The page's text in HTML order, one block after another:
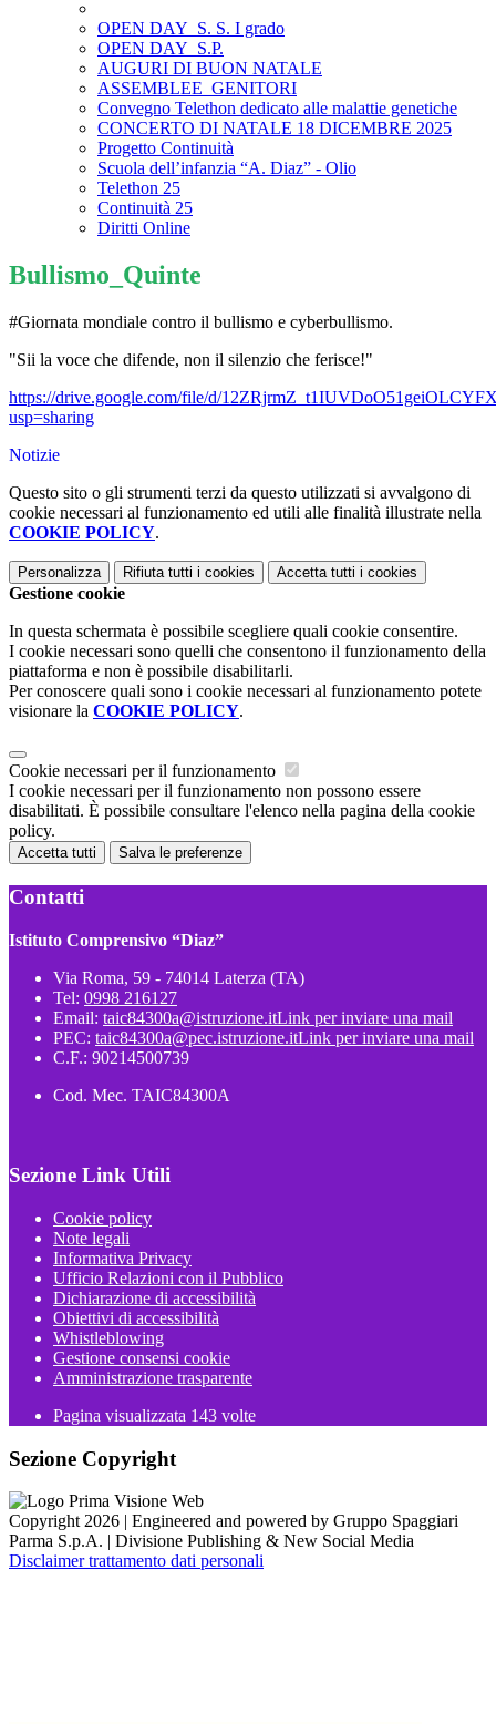
OPEN DAY_S. S. I grado
OPEN DAY_S.P.
AUGURI DI BUON NATALE
ASSEMBLEE_GENITORI
Convegno Telethon dedicato alle malattie genetiche
CONCERTO DI NATALE 18 DICEMBRE 2025
Progetto Continuità
Scuola dell’infanzia “A. Diaz” - Olio
Telethon 25
Continuità 25
Diritti Online
Bullismo_Quinte
#Giornata mondiale contro il bullismo e cyberbullismo.
"Sii la voce che difende, non il silenzio che ferisce!"
https://drive.google.com/file/d/
usp=sharing
Notizie
Questo sito o gli strumenti terzi da questo utilizzati si avvalgono di
cookie necessari al funzionamento ed utili alle finalità illustrate nella
COOKIE POLICY.
Personalizza Rifiuta tutti i cookies Accetta tutti i cookies
Gestione cookie
In questa schermata è possibile scegliere quali cookie consentire.
I cookie necessari sono quelli che consentono il funzionamento della
piattaforma e non è possibile disabilitarli.
Per conoscere quali sono i cookie necessari al funzionamento potete
visionare la COOKIE POLICY.
Cookie necessari per il funzionamento
I cookie necessari per il funzionamento non possono essere
disabilitati. È possibile consultare l'elenco nella pagina della cookie
policy.
Accetta tutti Salva le preferenze
Contatti
Istituto Comprensivo “Diaz”
Via Roma, 59 - 74014 Laterza (TA)
Tel: 0998 216127
Email: taic84300a@istruzione.itLink per inviare una mail
PEC: taic84300a@pec.istruzione.itLink per inviare una mail
C.F.: 90214500739
Cod. Mec. TAIC84300A
Sezione Link Utili
Cookie policy
Note legali
Informativa Privacy
Ufficio Relazioni con il Pubblico
Dichiarazione di accessibilità
Obiettivi di accessibilità
Whistleblowing
Gestione consensi cookie
Amministrazione trasparente
Pagina visualizzata 143 volte
Sezione Copyright
Copyright 2026 | Engineered and powered by Gruppo Spaggiari
Parma S.p.A. | Divisione Publishing & New Social Media
Disclaimer trattamento dati personali